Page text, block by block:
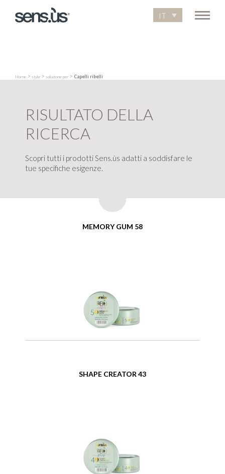
IT
Home > style > soluzione per > Capelli ribelli
RISULTATO DELLA
RICERCA
Scopri tutti i prodotti Sens.ùs adatti a soddisfare le
tue specifiche esigenze.
MEMORY GUM 58
SHAPE CREATOR 43